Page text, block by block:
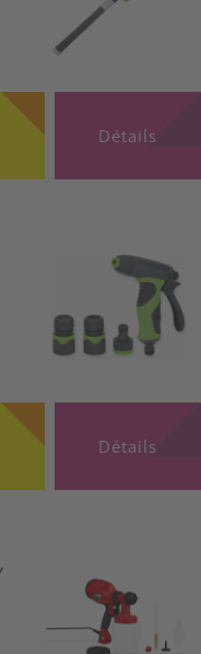
Détails
Détails